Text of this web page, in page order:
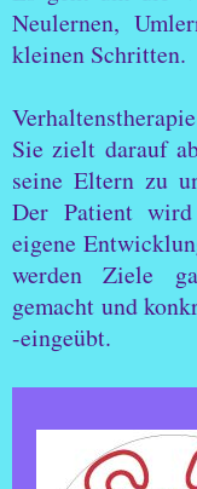
Neulernen,
kleinen Schritten.
Sie zielt darauf
seine Eltern zu
Der Patient
eigene
werden Ziele
gemacht und
-eingeübt.